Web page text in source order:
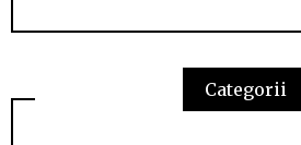
Categorii